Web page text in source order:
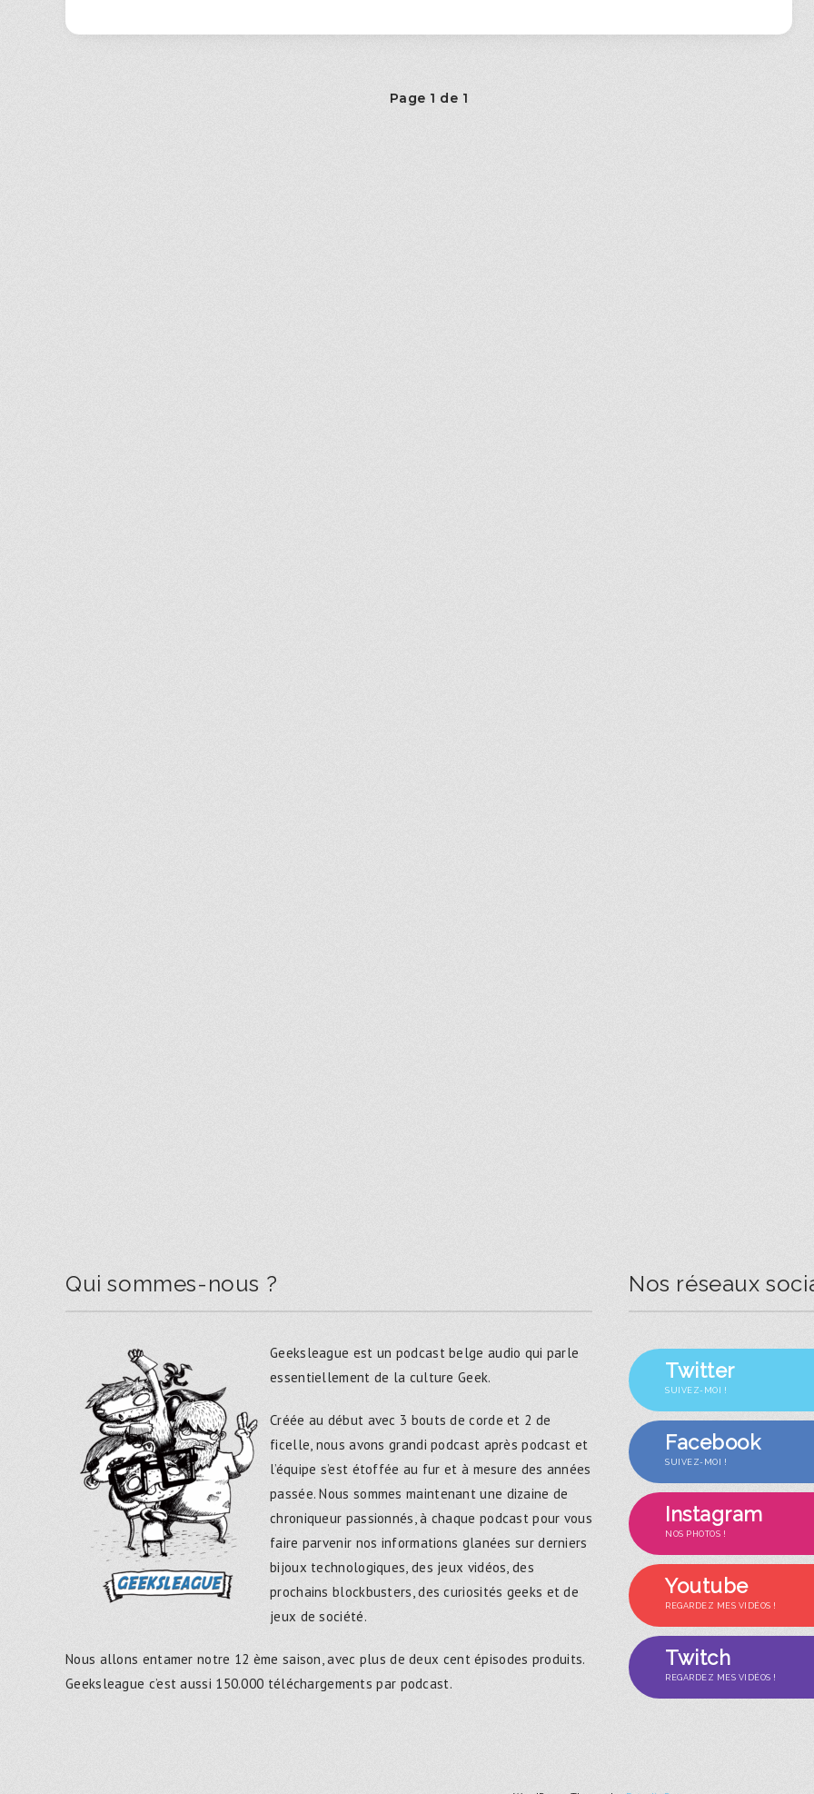
Page 1 de 1
Qui sommes-nous ?
Geeksleague est un podcast belge audio qui parle
essentiellement de la culture Geek.
Créée au début avec 3 bouts de corde et 2 de
ficelle, nous avons grandi podcast après podcast et
l’équipe s’est étoffée au fur et à mesure des années
passée. Nous sommes maintenant une dizaine de
chroniqueur passionnés, à chaque podcast pour vous
faire parvenir nos informations glanées sur derniers
bijoux technologiques, des jeux vidéos, des
prochains blockbusters, des curiosités geeks et de
jeux de société.
Nous allons entamer notre 12 ème saison, avec plus de deux cent épisodes produits.
Geeksleague c’est aussi 150.000 téléchargements par podcast.
Nos réseaux
Twitter
SUIVEZ-MOI !
Facebook
SUIVEZ-MOI !
Instagram
NOS PHOTOS !
Youtube
REGARDEZ MES VIDÉOS !
Twitch
REGARDEZ MES VIDÉOS !